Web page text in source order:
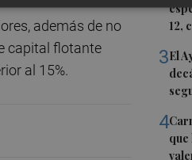
12,
3El
4
además de no
capital flotante
al 15%.